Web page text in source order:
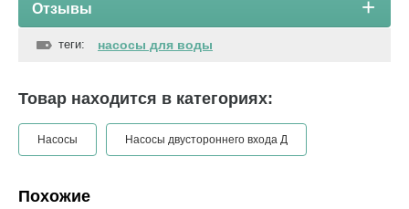
Отзывы
теги: насосы для воды
Товар находится в категориях:
Насосы Насосы двустороннего входа Д
Похожие